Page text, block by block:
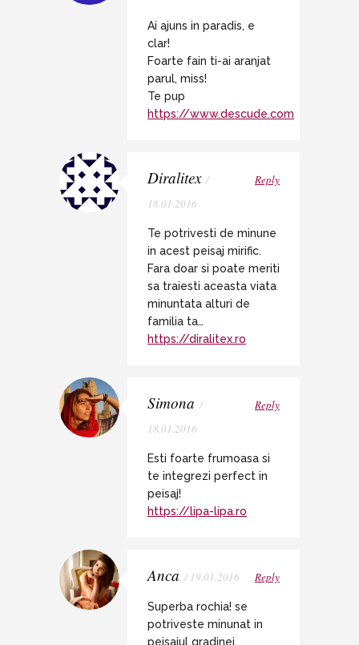
Ai ajuns in paradis, e
clar!
Foarte fain ti-ai aranjat
parul, miss!
Te pup
https://www.descude.com
Diralitex /
18.01.2016
Reply
Te potrivesti de minune
in acest peisaj mirific.
Fara doar si poate meriti
sa traiesti aceasta viata
minuntata alturi de
familia ta…
https://diralitex.ro
Simona /
18.01.2016
Reply
Esti foarte frumoasa si
te integrezi perfect in
peisaj!
https://lipa-lipa.ro
Anca / 19.01.2016 Reply
Superba rochia! se
potriveste minunat in
peisajul gradinei.